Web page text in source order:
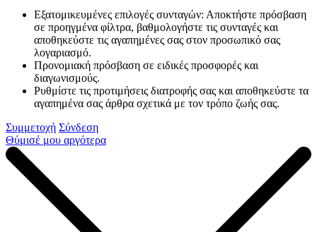
Εξατομικευμένες επιλογές συνταγών: Αποκτήστε πρόσβαση
σε προηγμένα φίλτρα, βαθμολογήστε τις συνταγές και
αποθηκεύστε τις αγαπημένες σας στον προσωπικό σας
λογαριασμό.
Προνομιακή πρόσβαση σε ειδικές προσφορές και
διαγωνισμούς.
Ρυθμίστε τις προτιμήσεις διατροφής σας και αποθηκεύστε τα
αγαπημένα σας άρθρα σχετικά με τον τρόπο ζωής σας.
Συμμετοχή Σύνδεση
Θύμισέ μου αργότερα